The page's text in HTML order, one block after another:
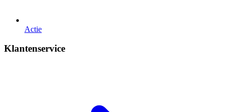
Actie
Klantenservice